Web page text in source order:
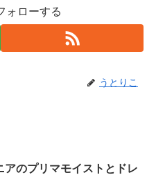
ォローする
うとりこ
アのプリマモイストとドレ